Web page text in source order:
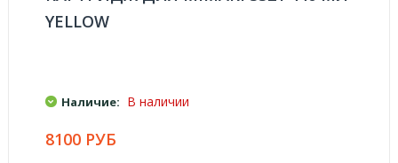
YELLOW
Наличие: В наличии
8100 РУБ